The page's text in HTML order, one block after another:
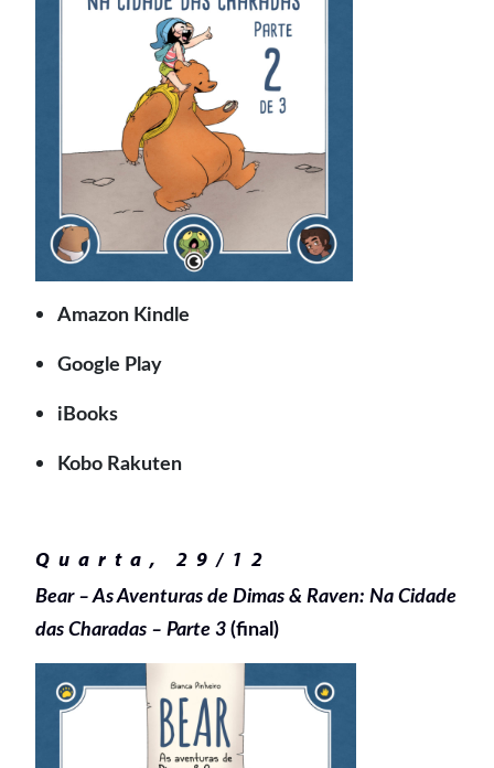
Amazon Kindle
Google Play
iBooks
Kobo Rakuten
Quarta, 29/12
Bear – As Aventuras de Dimas & Raven: Na Cidade
das Charadas – Parte 3 (final)